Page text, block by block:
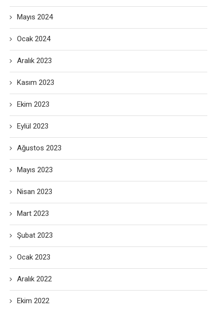
Mayıs 2024
Ocak 2024
Aralık 2023
Kasım 2023
Ekim 2023
Eylül 2023
Ağustos 2023
Mayıs 2023
Nisan 2023
Mart 2023
Şubat 2023
Ocak 2023
Aralık 2022
Ekim 2022